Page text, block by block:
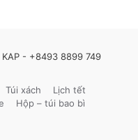
- +8493 8899 749
Túi xách
Lịch tết
Hộp – túi bao bì